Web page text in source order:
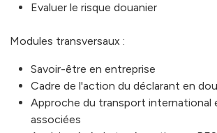
Evaluer le risque douanier
Modules transversaux :
Savoir-être en entreprise
Cadre de l'action du déclarant en
Approche du transport international
associées